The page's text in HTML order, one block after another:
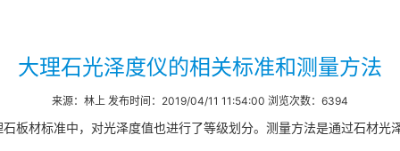
大理石光泽度仪的相关标准和测量方法
来源：林上 发布时间：2019/04/11 11:54:00 浏览次数：6394
板材标准中，对光泽度值也进行了等级划分。测量方法是通过石材光